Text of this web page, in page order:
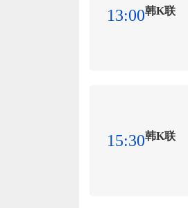
13:00韩K联
15:30韩K联